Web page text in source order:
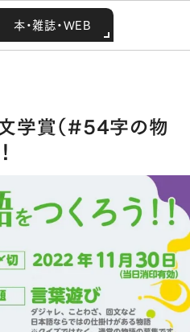
本・雑誌・WEB
本・雑誌・WEB
第10回 ５４字の文学賞（#54字の物語） 優秀作品発表！
学賞（#54字の物